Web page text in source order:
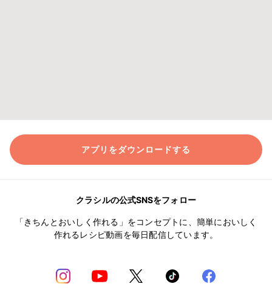
アプリをダウンロードする
クラシルの公式SNSをフォロー
「きちんとおいしく作れる」をコンセプトに、簡単においしく
作れるレシピ動画を毎日配信しています。